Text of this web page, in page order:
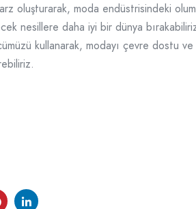
oluşturarak, moda endüstrisindeki
nesillere daha iyi bir dünya
kullanarak, modayı çevre dostu ve